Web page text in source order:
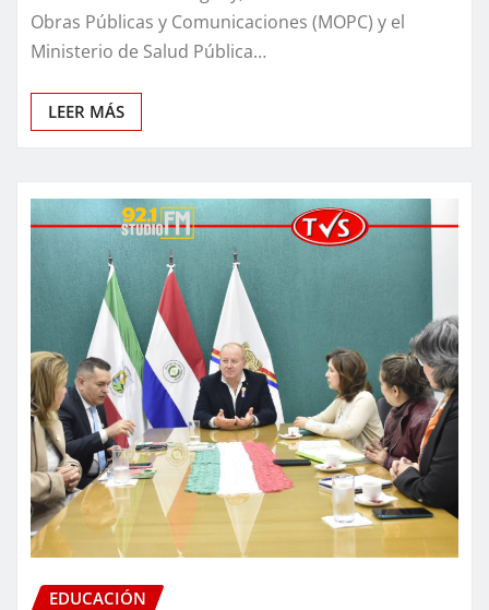
Obras Públicas y Comunicaciones (MOPC) y el
Ministerio de Salud Pública…
LEER MÁS
EDUCACIÓN